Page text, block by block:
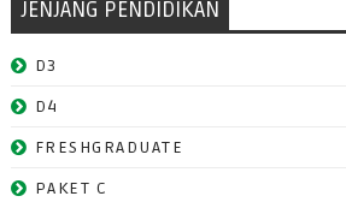
JENJANG PENDIDIKAN
D3
D4
FRESHGRADUATE
PAKET C